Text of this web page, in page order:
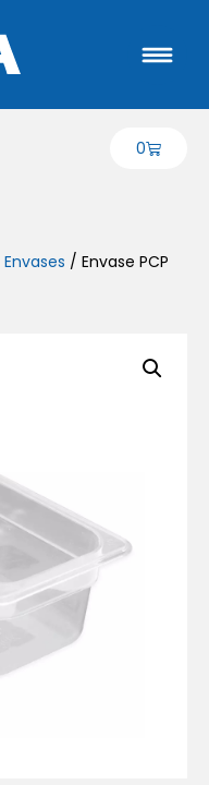
0
Envases / Envase PCP